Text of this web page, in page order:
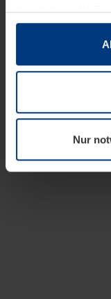
zusammen, die
sie im Rahmen
wenn diese für
notwendig sind.
wir Ihre Erlaubnis.
widerrufen.
Nur